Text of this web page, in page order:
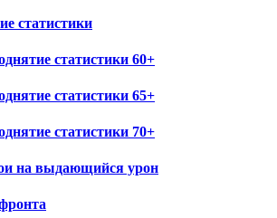
статистики
статистики 60+
статистики 65+
статистики 70+
на выдающийся урон